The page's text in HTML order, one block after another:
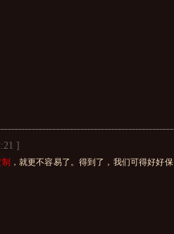
]
，就更不容易了。得到了，我们可得好好保